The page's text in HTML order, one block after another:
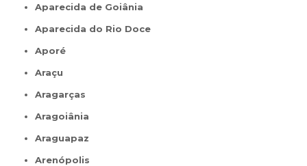
Aparecida de Goiânia
Aparecida do Rio Doce
Aporé
Araçu
Aragarças
Aragoiânia
Araguapaz
Arenópolis